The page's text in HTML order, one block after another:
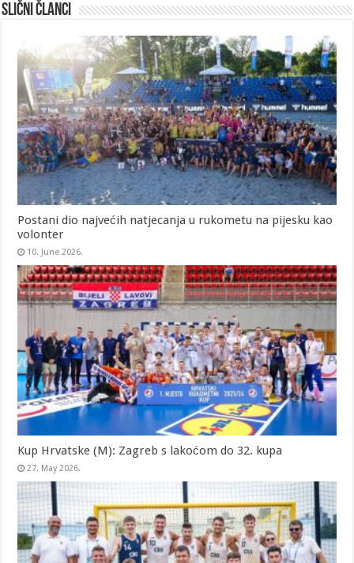
Slični članci
Postani dio najvećih natjecanja u rukometu na pijesku kao
volonter
10. June 2026.
Kup Hrvatske (M): Zagreb s lakoćom do 32. kupa
27. May 2026.